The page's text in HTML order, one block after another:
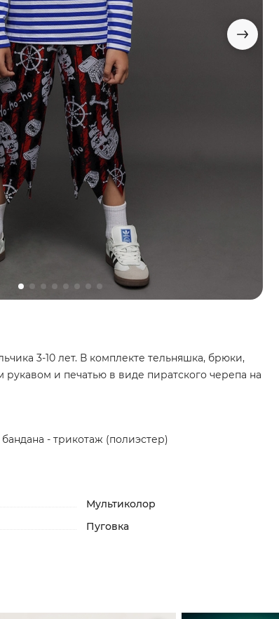
3-10 лет. В комплекте тельняшка, брюки,
рукавом и печатью в виде пиратского черепа на
- трикотаж (полиэстер)
Мультиколор
Пуговка